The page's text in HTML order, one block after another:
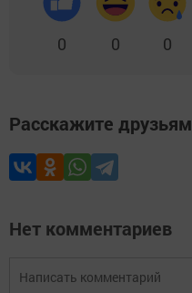
0 0 0
Расскажите друзьям
Нет комментариев